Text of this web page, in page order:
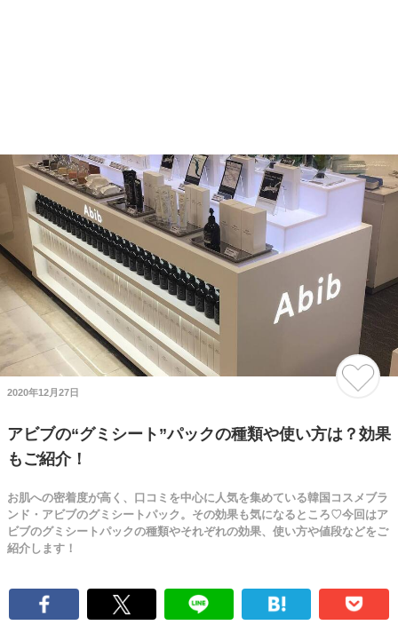
2020年12月27日
アビブの“グミシート”パックの種類や使い方は？効果
もご紹介！
お肌への密着度が高く、口コミを中心に人気を集めている韓国コスメブラ
ンド・アビブのグミシートパック。その効果も気になるところ♡今回はア
ビブのグミシートパックの種類やそれぞれの効果、使い方や値段などをご
紹介します！